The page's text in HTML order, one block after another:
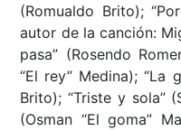
(Romualdo Brito);
autor de la canción:
pasa” (Rosendo
“El rey” Medina); “La
Brito); “Triste y sola”
(Osman “El goma”